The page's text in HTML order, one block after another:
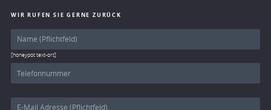
WIR RUFEN SIE GERNE ZURÜCK
[honeypot text-ort]